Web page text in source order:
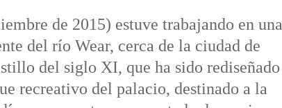
de 2015) estuve trabajando en una
del río Wear, cerca de la ciudad de
del siglo XI, que ha sido rediseñado
recreativo del palacio, destinado a la